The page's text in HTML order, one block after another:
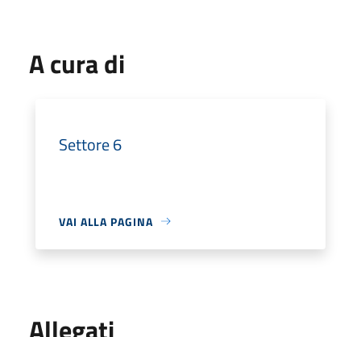
A cura di
Settore 6
VAI ALLA PAGINA